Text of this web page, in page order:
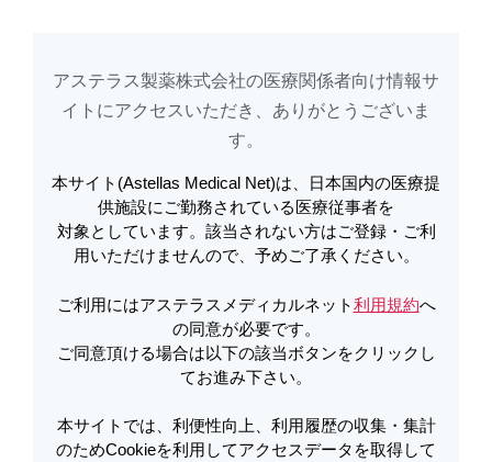
エベレンゾ 製品基本情報 エベレンゾ錠ストーリー 腎性貧血治療
アステラスメディカルネットでは、利便性向上、利用履歴の収集・集計のた
ご覧ください。オプトアウトも
こちら から可能です。
メールで共有
常染色体優性多発性嚢胞腎（A
DPKD）患者における病態の進
アステラス製薬株式会社の医療関係者向け情報サ
イトに​アクセスいただき、ありがとうございま
す。​
本サイト(Astellas Medical Net)は、日本国内の医療提
供施設にご勤務されている医療従事者を
対象としています。該当されない方はご登録・ご利
用いただけませんので、予めご了承ください。
ご利用にはアステラスメディカルネット利用規約へ
の同意が必要です。
ご同意頂ける場合は以下の該当ボタンをクリックし
てお進み下さい。
本サイトでは、利便性向上、利用履歴の収集・集計
のためCookieを利用してアクセスデータを取得して